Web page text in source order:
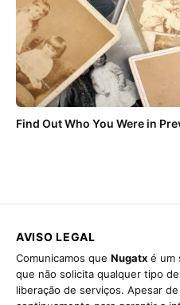
Find Out Who You Were in
AVISO LEGAL
Comunicamos que Nugatx é um
que não solicita qualquer tipo
liberação de serviços. Apesar